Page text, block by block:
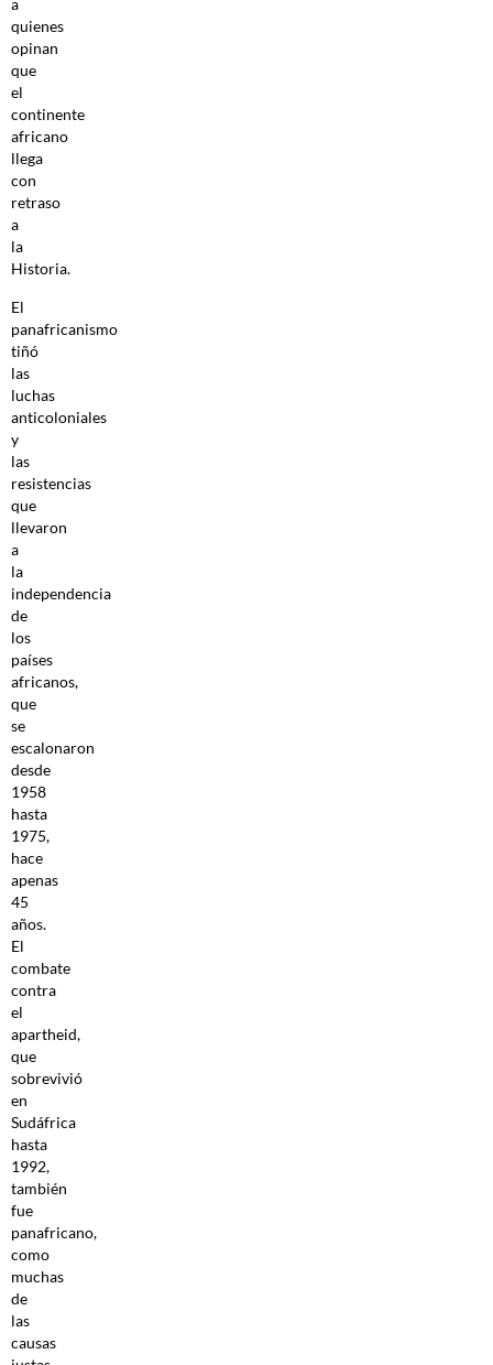
a
quienes
opinan
que
el
continente
africano
llega
con
retraso
a
la
Historia.
El
panafricanismo
tiñó
las
luchas
anticoloniales
y
las
resistencias
que
llevaron
a
la
independencia
de
los
países
africanos,
que
se
escalonaron
desde
1958
hasta
1975,
hace
apenas
45
años.
El
combate
contra
el
apartheid,
que
sobrevivió
en
Sudáfrica
hasta
1992,
también
fue
panafricano,
como
muchas
de
las
causas